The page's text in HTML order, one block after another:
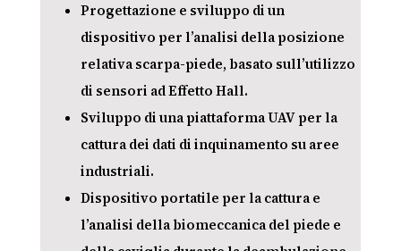
Progettazione e sviluppo di un
dispositivo per l’analisi della posizione
relativa scarpa-piede, basato sull’utilizzo
di sensori ad Effetto Hall.
Sviluppo di una piattaforma UAV per la
cattura dei dati di inquinamento su aree
industriali.
Dispositivo portatile per la cattura e
l’analisi della biomeccanica del piede e